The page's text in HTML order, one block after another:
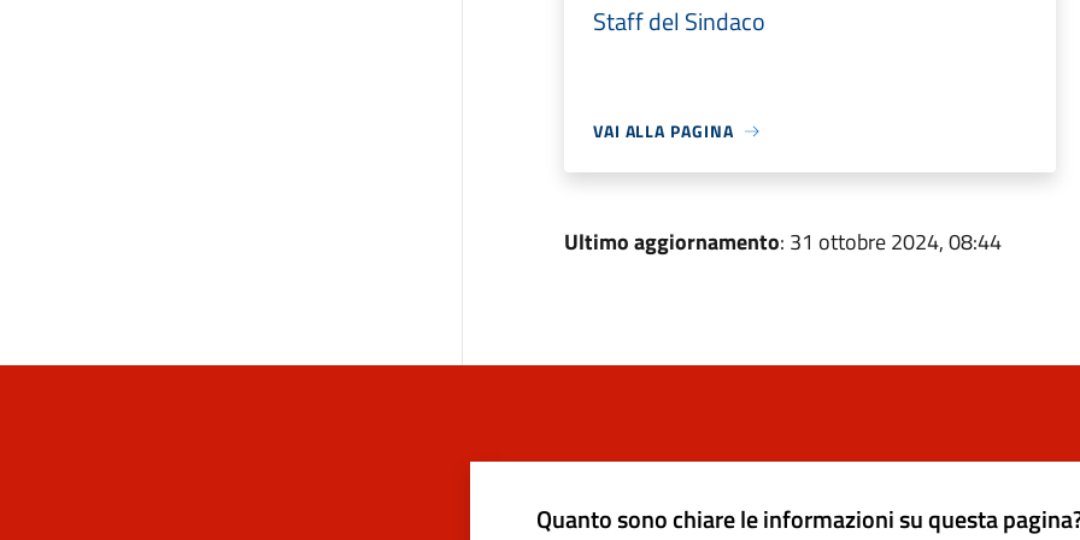
Staff del Sindaco
VAI ALLA PAGINA
Ultimo aggiornamento: 31 ottobre 2024, 08:44
Quanto sono chiare le informazioni su questa